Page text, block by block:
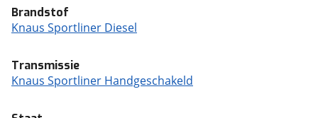
Brandstof
Knaus Sportliner Diesel
Transmissie
Knaus Sportliner Handgeschakeld